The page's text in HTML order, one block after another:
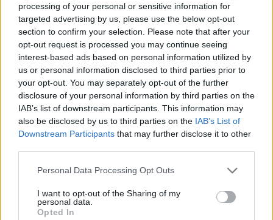
processing of your personal or sensitive information for
targeted advertising by us, please use the below opt-out
section to confirm your selection. Please note that after your
opt-out request is processed you may continue seeing
interest-based ads based on personal information utilized by
us or personal information disclosed to third parties prior to
your opt-out. You may separately opt-out of the further
disclosure of your personal information by third parties on the
IAB’s list of downstream participants. This information may
also be disclosed by us to third parties on the IAB’s List of
Downstream Participants that may further disclose it to other
Personal Data Processing Opt Outs
I want to opt-out of the Sharing of my
personal data.
Opted In
2025 m. rugsėjo 4 d. jis Lietuvoje pateko į
eismo įvykį, o už avariją atsakingo vairuotojo
civilinę atsakomybę draudžia bendrovės
„Balcia Insurance SE“ Lietuvos filialas.
Pasak jo, nuo avarijos praėjo beveik vieni
metai, tačiau galutinis sprendimas dėl žalos
atlyginimo iki šiol nėra priimtas.
„Per tą laiką buvo atlikta automobilio apžiūra,